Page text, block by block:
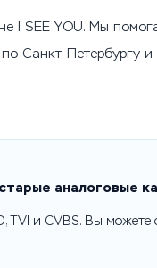
I SEE YOU. Мы
Санкт-
аналоговые
TVI и CVBS. Вы